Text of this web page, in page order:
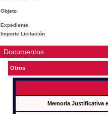
Objeto
Expediente
Importe Licitación
Documentos
Otros
Memoria Justificativa